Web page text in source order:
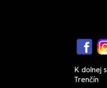
Facebook
K dolnej
Trenčín